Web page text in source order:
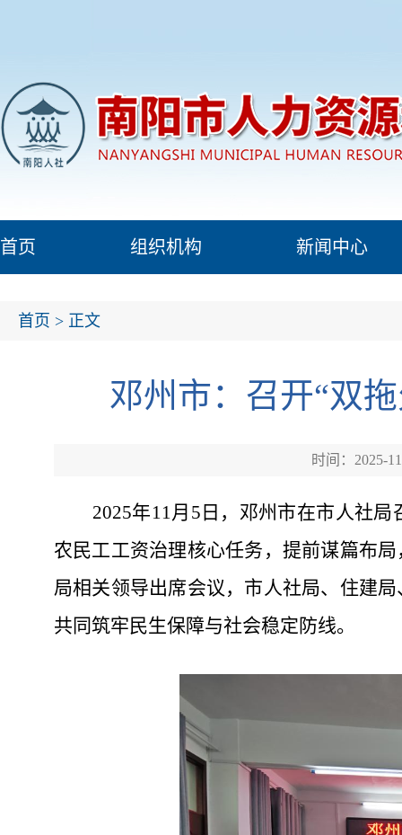
首页 组织机构 新闻中心
首页 > 正文
邓州市：召开“双
时间：2025-
2025年11月5日，邓州市在市人社
农民工工资治理核心任务，提前谋篇布
局相关领导出席会议， 市人社局、住建
共同筑牢民生保障与社会稳定防线。